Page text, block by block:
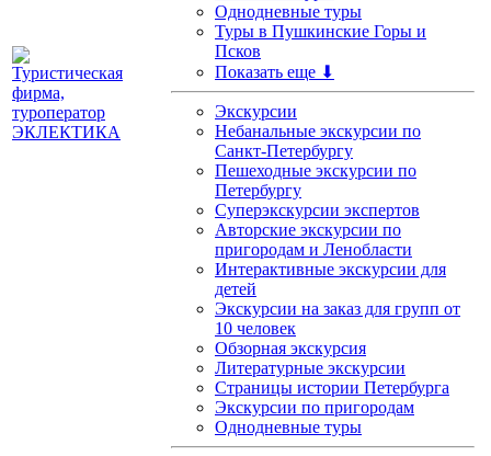
Однодневные туры
Туры в Пушкинские Горы и
Псков
Показать еще ⬇
Экскурсии
Небанальные экскурсии по
Санкт-Петербургу
Пешеходные экскурсии по
Петербургу
Суперэкскурсии экспертов
Авторские экскурсии по
пригородам и Ленобласти
Интерактивные экскурсии для
детей
Экскурсии на заказ для групп от
10 человек
Обзорная экскурсия
Литературные экскурсии
Страницы истории Петербурга
Экскурсии по пригородам
Однодневные туры